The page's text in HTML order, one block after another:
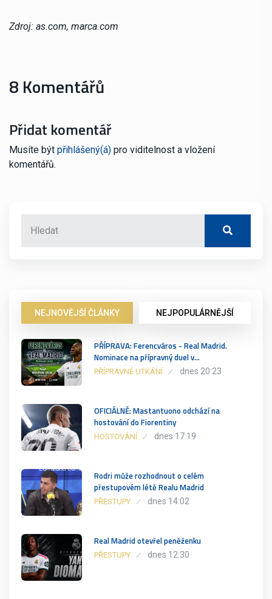
Zdroj: as.com, marca.com
8 Komentářů
Přidat komentář
Musíte být přihlášený(á) pro viditelnost a vložení
komentářů.
NEJNOVĚJŠÍ ČLÁNKY NEJPOPULÁRNĚJŠÍ
PŘÍPRAVA: Ferencváros - Real Madrid.
Nominace na přípravný duel v…
PŘÍPRAVNÉ UTKÁNÍ dnes 20:23
OFICIÁLNĚ: Mastantuono odchází na
hostování do Fiorentiny
HOSTOVÁNÍ dnes 17:19
Rodri může rozhodnout o celém
přestupovém létě Realu Madrid
PŘESTUPY dnes 14:02
Real Madrid otevřel peněženku
PŘESTUPY dnes 12:30